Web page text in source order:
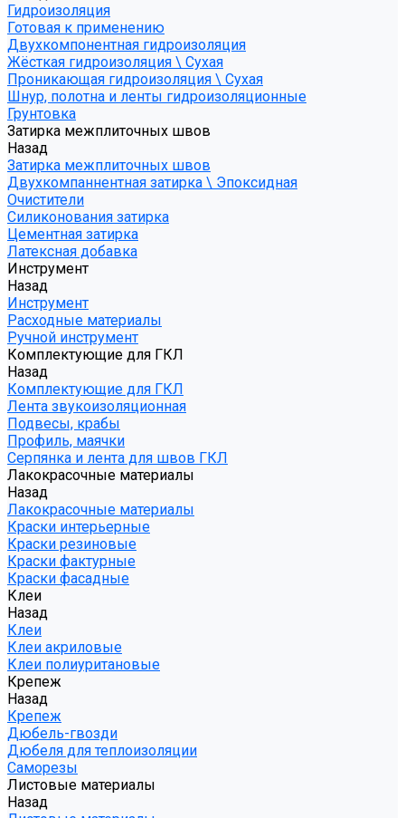
Гидроизоляция
Готовая к применению
Двухкомпонентная гидроизоляция
Жёсткая гидроизоляция \ Сухая
Проникающая гидроизоляция \ Сухая
Шнур, полотна и ленты гидроизоляционные
Грунтовка
Затирка межплиточных швов
Назад
Затирка межплиточных швов
Двухкомпаннентная затирка \ Эпоксидная
Очистители
Силиконования затирка
Цементная затирка
Латексная добавка
Инструмент
Назад
Инструмент
Расходные материалы
Ручной инструмент
Комплектующие для ГКЛ
Назад
Комплектующие для ГКЛ
Лента звукоизоляционная
Подвесы, крабы
Профиль, маячки
Серпянка и лента для швов ГКЛ
Лакокрасочные материалы
Назад
Лакокрасочные материалы
Краски интерьерные
Краски резиновые
Краски фактурные
Краски фасадные
Клеи
Назад
Клеи
Клеи акриловые
Клеи полиуритановые
Крепеж
Назад
Крепеж
Дюбель-гвозди
Дюбеля для теплоизоляции
Саморезы
Листовые материалы
Назад